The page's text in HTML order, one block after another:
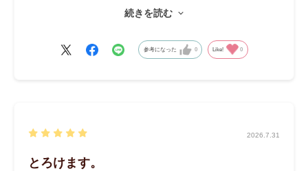
やりスイーツのもとがあって、見ているだけで楽しかったで
作るのも簡単！火を使わなくていいのが神。今年も猛暑ですの
で毎日楽しくスイーツづくりをしています。
続きを読む
参考になった 0 Like! 0
2026.7.31
とろけます。